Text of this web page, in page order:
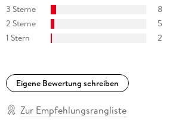
3 Sterne
8
2 Sterne
5
1 Stern
2
Eigene Bewertung schreiben
Zur Empfehlungsrangliste